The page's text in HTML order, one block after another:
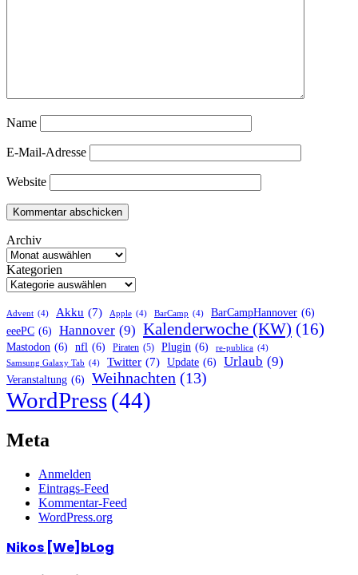
Name
E-Mail-Adresse
Website
Archiv
Kategorien
Advent (4) Akku (7) Apple (4) BarCamp (4) BarCampHannover (6)
eeePC (6) Hannover (9) Kalenderwoche (KW) (16)
Mastodon (6) nfl (6) Piraten (5) Plugin (6) re-publica (4)
Samsung Galaxy Tab (4) Twitter (7) Update (6) Urlaub (9)
Veranstaltung (6) Weihnachten (13)
WordPress(44)
Meta
Anmelden
Eintrags-Feed
Kommentar-Feed
WordPress.org
Nikos [We]bLog